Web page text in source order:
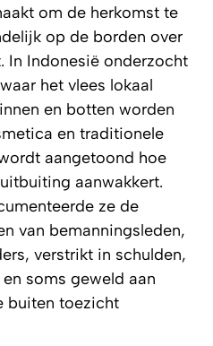
om de herkomst te
op de borden over
In Indonesië onderzocht
het vlees lokaal
en botten worden
en traditionele
aangetoond hoe
aanwakkert.
ze de
van bemanningsleden,
verstrikt in schulden,
soms geweld aan
buiten toezicht